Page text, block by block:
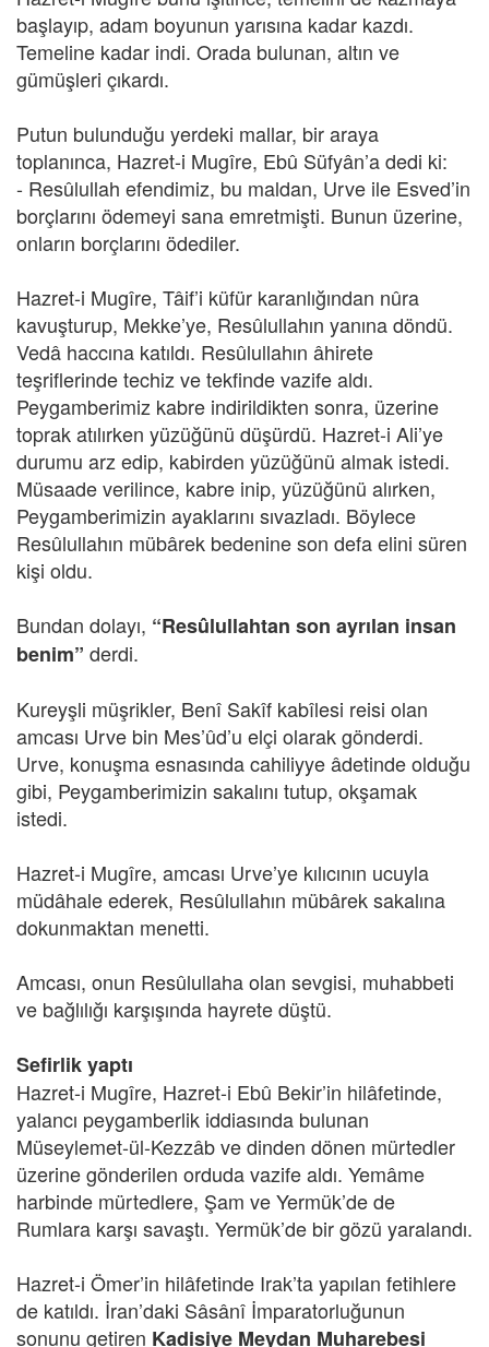
başlayıp, adam boyunun yarısına kadar kazdı.
Temeline kadar indi. Orada bulunan, altın ve
gümüşleri çıkardı.
Putun bulunduğu yerdeki mallar, bir araya
toplanınca, Hazret-i Mugîre, Ebû Süfyân’a dedi ki:
- Resûlullah efendimiz, bu maldan, Urve ile Esved’in
borçlarını ödemeyi sana emretmişti. Bunun üzerine,
onların borçlarını ödediler.
Hazret-i Mugîre, Tâif’i küfür karanlığından nûra
kavuşturup, Mekke’ye, Resûlullahın yanına döndü.
Vedâ haccına katıldı. Resûlullahın âhirete
teşriflerinde techiz ve tekfinde vazife aldı.
Peygamberimiz kabre indirildikten sonra, üzerine
toprak atılırken yüzüğünü düşürdü. Hazret-i Ali’ye
durumu arz edip, kabirden yüzüğünü almak istedi.
Müsaade verilince, kabre inip, yüzüğünü alırken,
Peygamberimizin ayaklarını sıvazladı. Böylece
Resûlullahın mübârek bedenine son defa elini süren
kişi oldu.
Bundan dolayı, “Resûlullahtan son ayrılan insan
benim” derdi.
Kureyşli müşrikler, Benî Sakîf kabîlesi reisi olan
amcası Urve bin Mes’ûd’u elçi olarak gönderdi.
Urve, konuşma esnasında cahiliyye âdetinde olduğu
gibi, Peygamberimizin sakalını tutup, okşamak
istedi.
Hazret-i Mugîre, amcası Urve’ye kılıcının ucuyla
müdâhale ederek, Resûlullahın mübârek sakalına
dokunmaktan menetti.
Amcası, onun Resûlullaha olan sevgisi, muhabbeti
ve bağlılığı karşışında hayrete düştü.
Sefirlik yaptı
Hazret-i Mugîre, Hazret-i Ebû Bekir’in hilâfetinde,
yalancı peygamberlik iddiasında bulunan
Müseylemet-ül-Kezzâb ve dinden dönen mürtedler
üzerine gönderilen orduda vazife aldı. Yemâme
harbinde mürtedlere, Şam ve Yermük’de de
Rumlara karşı savaştı. Yermük’de bir gözü yaralandı.
Hazret-i Ömer’in hilâfetinde Irak’ta yapılan fetihlere
de katıldı. İran’daki Sâsânî İmparatorluğunun
sonunu getiren Kadisiye Meydan Muharebesi